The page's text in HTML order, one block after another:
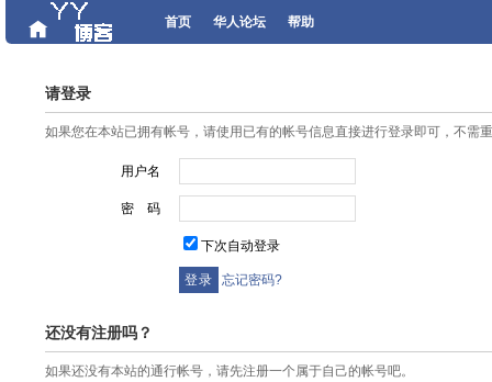
首页 华人论坛 帮助
请登录
如果您在本站已拥有帐号，请使用已有的帐号信息直接进行登录即可，不需
用户名
密 码
下次自动登录
忘记密码?
还没有注册吗？
如果还没有本站的通行帐号，请先注册一个属于自己的帐号吧。